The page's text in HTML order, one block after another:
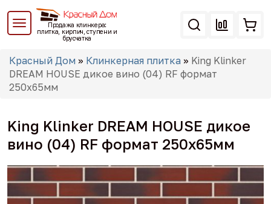
Перейти
основному
Продажа клинкера:
плитка, кирпич, ступени и
брусчатка
Вы
здесь
Красный Дом » Клинкерная плитка » King Klinker
DREAM HOUSE дикое вино (04) RF формат
250x65мм
King Klinker DREAM HOUSE дикое
вино (04) RF формат 250x65мм